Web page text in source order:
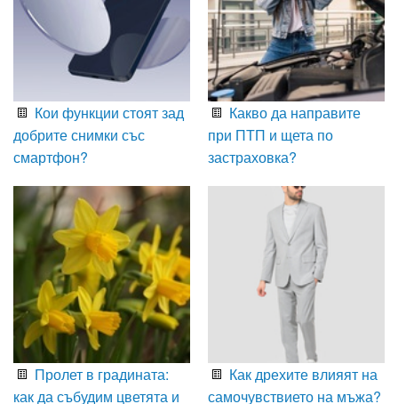
Кои функции стоят зад
добрите снимки със
смартфон?
Какво да направите
при ПТП и щета по
застраховка?
Пролет в градината:
как да събудим цветята и
Как дрехите влияят на
самочувствието на мъжа?